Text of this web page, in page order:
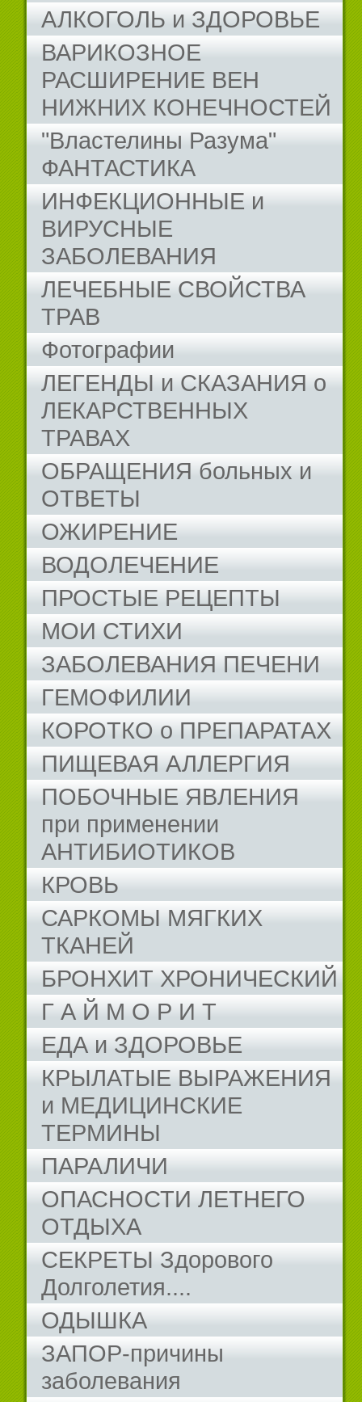
АЛКОГОЛЬ и ЗДОРОВЬЕ
ВАРИКОЗНОЕ
РАСШИРЕНИЕ ВЕН
НИЖНИХ КОНЕЧНОСТЕЙ
"Властелины Разума"
ФАНТАСТИКА
ИНФЕКЦИОННЫЕ и
ВИРУСНЫЕ
ЗАБОЛЕВАНИЯ
ЛЕЧЕБНЫЕ СВОЙСТВА
ТРАВ
Фотографии
ЛЕГЕНДЫ и СКАЗАНИЯ о
ЛЕКАРСТВЕННЫХ
ТРАВАХ
ОБРАЩЕНИЯ больных и
ОТВЕТЫ
ОЖИРЕНИЕ
ВОДОЛЕЧЕНИЕ
ПРОСТЫЕ РЕЦЕПТЫ
МОИ СТИХИ
ЗАБОЛЕВАНИЯ ПЕЧЕНИ
ГЕМОФИЛИИ
КОРОТКО о ПРЕПАРАТАХ
ПИЩЕВАЯ АЛЛЕРГИЯ
ПОБОЧНЫЕ ЯВЛЕНИЯ
при применении
АНТИБИОТИКОВ
КРОВЬ
САРКОМЫ МЯГКИХ
ТКАНЕЙ
БРОНХИТ ХРОНИЧЕСКИЙ
Г А Й М О Р И Т
ЕДА и ЗДОРОВЬЕ
КРЫЛАТЫЕ ВЫРАЖЕНИЯ
и МЕДИЦИНСКИЕ
ТЕРМИНЫ
ПАРАЛИЧИ
ОПАСНОСТИ ЛЕТНЕГО
ОТДЫХА
СЕКРЕТЫ Здорового
Долголетия....
ОДЫШКА
ЗАПОР-причины
заболевания